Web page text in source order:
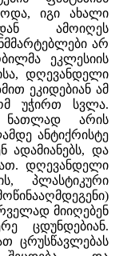
იგი ახალი
ამოიღეს
არ
ეკლესიის
დღევანდელი
ეკიდებიან ამ
უჭირთ სვლა.
ნათლად არის
ანტიქრისტე
ადამიანებს, და
დღევანდელი
პლასტიკური
მიიღებენ
ცდუნდებიან.
ცრუსწავლებას